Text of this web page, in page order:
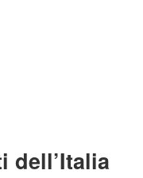
dell’Italia